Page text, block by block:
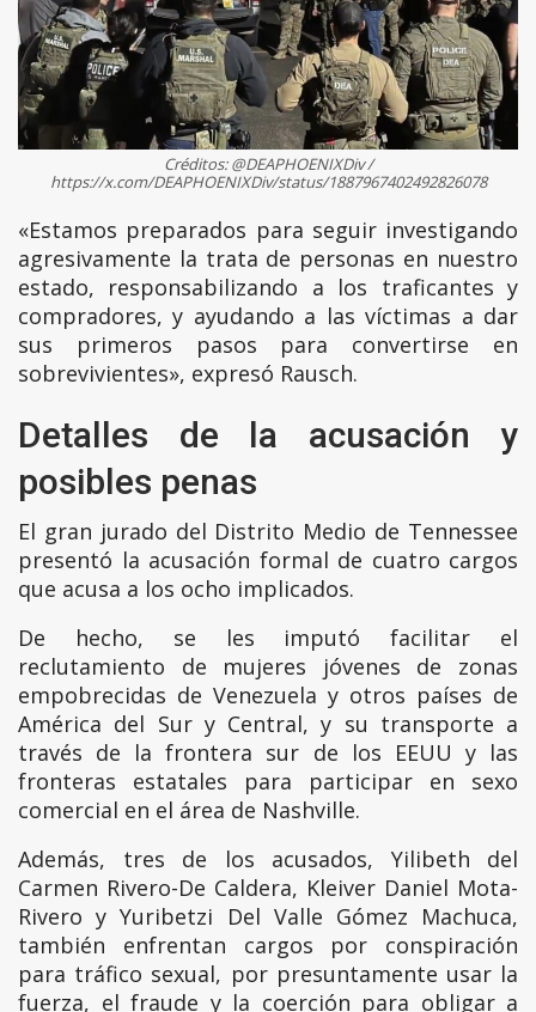
Créditos: @DEAPHOENIXDiv /
https://x.com/DEAPHOENIXDiv/status/1887967402492826078
«Estamos preparados para seguir investigando
agresivamente la trata de personas en nuestro
estado, responsabilizando a los traficantes y
compradores, y ayudando a las víctimas a dar
sus primeros pasos para convertirse en
sobrevivientes», expresó Rausch.
Detalles de la acusación y
posibles penas
El gran jurado del Distrito Medio de Tennessee
presentó la acusación formal de cuatro cargos
que acusa a los ocho implicados.
De hecho, se les imputó facilitar el
reclutamiento de mujeres jóvenes de zonas
empobrecidas de Venezuela y otros países de
América del Sur y Central, y su transporte a
través de la frontera sur de los EEUU y las
fronteras estatales para participar en sexo
comercial en el área de Nashville.
Además, tres de los acusados, Yilibeth del
Carmen Rivero-De Caldera, Kleiver Daniel Mota-
Rivero y Yuribetzi Del Valle Gómez Machuca,
también enfrentan cargos por conspiración
para tráfico sexual, por presuntamente usar la
fuerza, el fraude y la coerción para obligar a